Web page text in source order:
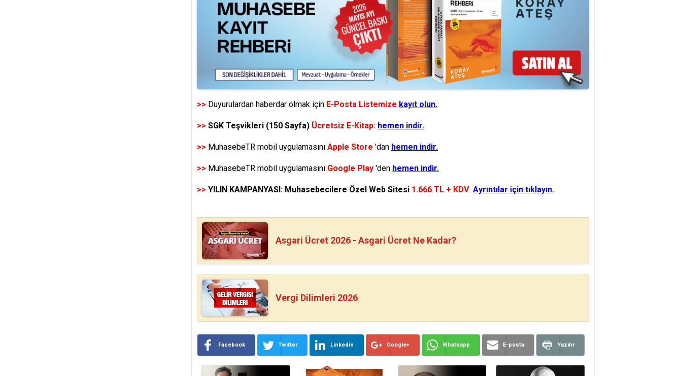
>> Duyurulardan haberdar olmak için E-Posta Listemize kayıt olun.
>> SGK Teşvikleri (150 Sayfa) Ücretsiz E-Kitap: hemen indir.
>> MuhasebeTR mobil uygulamasını Apple Store 'dan hemen indir.
>> MuhasebeTR mobil uygulamasını Google Play 'den hemen indir.
>> YILIN KAMPANYASI: Muhasebecilere Özel Web Sitesi 1.666 TL + KDV Ayrıntılar için tıklayın.
Asgari Ücret 2026 - Asgari Ücret Ne Kadar?
Vergi Dilimleri 2026
Facebook Twitter Linkedin Google+ Whatsapp E-posta Yazdır